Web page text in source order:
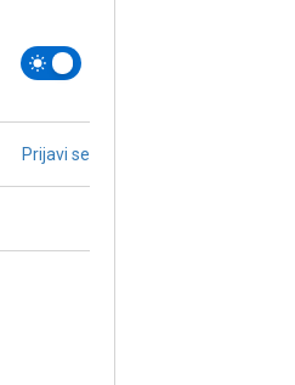
Prijavi se